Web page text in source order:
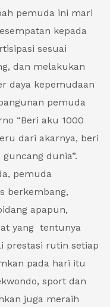
pemuda ini mari
kepada
sesuai
dan melakukan
daya kepemudaan
pemuda
“Beri aku 1000
dari akarnya, beri
dunia”.
pemuda
berkembang,
apapun,
yang tentunya
prestasi rutin setiap
pada hari itu
sport dan
juga meraih